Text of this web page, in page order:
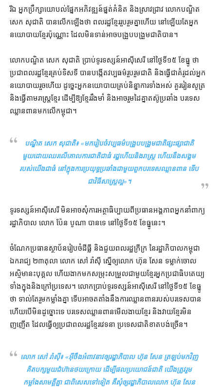
រីឯ អ្នក​ប្រឹក្សា​យោបល់​ផ្នែក​អភិវឌ្ឍន៍​ផ្នត់គំនិត និង​ស្រាវជ្រាវ លោក​បណ្ឌិត
សេក សុជាតិ បាន​លើកឡើង​ថា ពលរដ្ឋ​ខ្មែរ​រួបរួម​គ្នា​ហើយ នៅឡើយ​តែ​អ្នក
នយោបាយ​ខ្មែរ​ប៉ុណ្ណោះ ដែល​មិនទាន់​អាច​បង្រួបបង្រួម​ជាតិ​បាន។
លោក​បណ្ឌិត សេក សុជាតិ ប្រាប់​ទូរទស្សន៍​អាស៊ីសេរី នៅ​ថ្ងៃទី​១៥ ខែធ្នូ ថា
ប្រជាពលរដ្ឋ​ខ្មែរ​គ្រប់​ទិសទី បាន​បង្កើត​វប្បធម៌​រួបរួម​ជាតិ និង​ធ្វើជា​គំរូ​ដល់​អ្នក
នយោបាយ​រួចហើយ ដូច្នេះ​អ្នកនយោបាយ​គ្រប់​និន្នាការ​ទាំងអស់ គួរ​រៀនសូត្រ
និង​ធ្វើតាម​រាស្ត្រ​ខ្មែរ ដើម្បី​ឱ្យ​ខ្មែរ​រឹងមាំ និង​អាច​រួមដៃគ្នា​តស៊ូ​ប្រឆាំង បរទេស​
ឈ្លានពាន​មក​លើ​កម្ពុជា។
បណ្ឌិត សេក សុជាតិ៖ «មក​រៀបចំ​វប្បធម៌​បង្រួបបង្រួម​ជាតិ​ផ្សះផ្សា​ជាតិ​
មួយ​ដោយ​ឈរ​លើ​គោលការ​ជាតិ​ជាធំ រដ្ឋ​ហើយ​និង​រាស្ត្រ ហើយ​នឹង​សង្គម​
របស់​យើង​ជាធំ នៅក្នុង​ការ​ប្រយុទ្ធ​ប្រឆាំង​ជាមួយ​ពួក​បរទេស​ឈ្លានពាន ទើប​
ជា​វិធីសាស្ត្រ​ល្អ»។
ទូរទស្សន៍​អាស៊ីសេរី មិនអាច​សុំ​ការ​អត្ថាធិប្បាយ​ពី​ប្រធាន​អង្គភាព​អ្នកនាំពាក្យ​
រដ្ឋាភិបាល លោក ប៉ែន បូណា បាន​ទេ នៅ​ថ្ងៃទី​១៥ ខែធ្នូ​នេះ។
ចំណែក​ប្រធាន​ស្ថាប័ន​រៀបចំ​ដីធ្លី និង​ជួយ​ពលរដ្ឋ​ក្រីក្រ នៃ​រដ្ឋាភិបាល​កម្ពុជា​
ឯករាជ្យ ២៣​តុលា លោក សៅ រ៉ាស៊ី ស្នើ​ឲ្យ​លោក ហ៊ុន សែន ទម្លាក់​ចោល​
អស្មិមានះ​បុគ្គល ហើយ​ងាក​មក​សម្រុះសម្រួល​ជាមួយ​ខ្មែរ​អ្នក​ប្រជាធិបតេយ្យ
ទាំង​ក្នុង​និង​ក្រៅប្រទេស​។ លោក​ប្រាប់​ទូរទស្សន៍​អាស៊ីសេរី នៅ​ថ្ងៃទី​១៥ ខែ​ធ្នូ
ថា ទាល់តែ​រួម​កម្លាំង​គ្នា ទើប​អាច​តតាំង​នឹង​ការឈ្លានពាន​របស់​បរទេស​បាន
ហើយ​បើ​មិន​ដូច្នោះ​ទេ បរទេស​ឈ្លានពាន​មើលងាយ​ខ្មែរ និង​វាយ​ខ្មែរ​មិន​
ញញើត ដែល​ធ្វើ​ឲ្យ​ប្រជាពលរដ្ឋ​ខ្មែរ​វេទនា ប្រទេសជាតិ​ខាតបង់​ច្រើន។
លោក សៅ រ៉ាស៊ី៖ «អ៊ីចឹង​អំពាវនាវ​ឲ្យ​រដ្ឋាភិបាល ហ៊ុន សែន ត្រឡប់​មក​វិញ
គិត​បក្ស​មួយ​ជំហ៊ាន​ថយក្រោយ ដើម្បី​ផលប្រយោជន៍​ជាតិ យើង​ត្រូវ​រួម​
កម្លាំង​សាមគ្គី​គ្នា ជាពិសេស​ទៅទៀត គឺ​សុំ​ឲ្យ​រដ្ឋាភិបាល​លោក ហ៊ុន សែន